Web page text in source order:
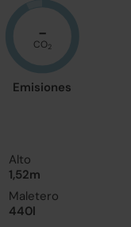
Emisiones
-
CO2
Alto
1,52m
Maletero
440l